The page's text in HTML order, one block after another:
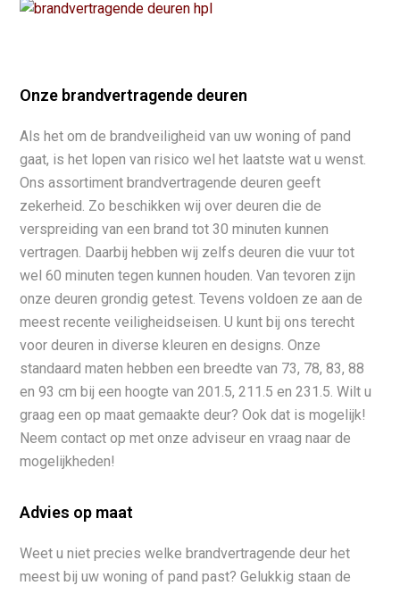
Onze brandvertragende deuren
Als het om de brandveiligheid van uw woning of pand
gaat, is het lopen van risico wel het laatste wat u wenst.
Ons assortiment brandvertragende deuren geeft
zekerheid. Zo beschikken wij over deuren die de
verspreiding van een brand tot 30 minuten kunnen
vertragen. Daarbij hebben wij zelfs deuren die vuur tot
wel 60 minuten tegen kunnen houden. Van tevoren zijn
onze deuren grondig getest. Tevens voldoen ze aan de
meest recente veiligheidseisen. U kunt bij ons terecht
voor deuren in diverse kleuren en designs. Onze
standaard maten hebben een breedte van 73, 78, 83, 88
en 93 cm bij een hoogte van 201.5, 211.5 en 231.5. Wilt u
graag een op maat gemaakte deur? Ook dat is mogelijk!
Neem contact op met onze adviseur en vraag naar de
mogelijkheden!
Advies op maat
Weet u niet precies welke brandvertragende deur het
meest bij uw woning of pand past? Gelukkig staan de